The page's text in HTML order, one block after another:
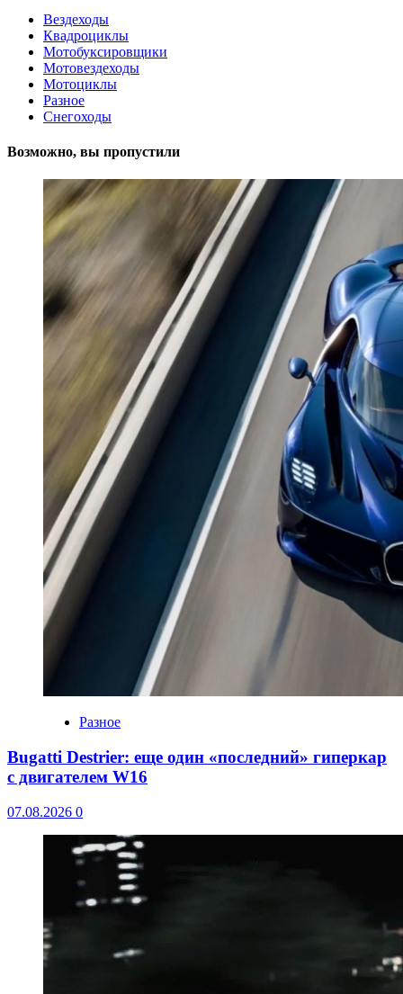
Вездеходы
Квадроциклы
Мотобуксировщики
Мотовездеходы
Мотоциклы
Разное
Снегоходы
Возможно, вы пропустили
Разное
Bugatti Destrier: еще один «последний» гиперкар
с двигателем W16
07.08.2026 0